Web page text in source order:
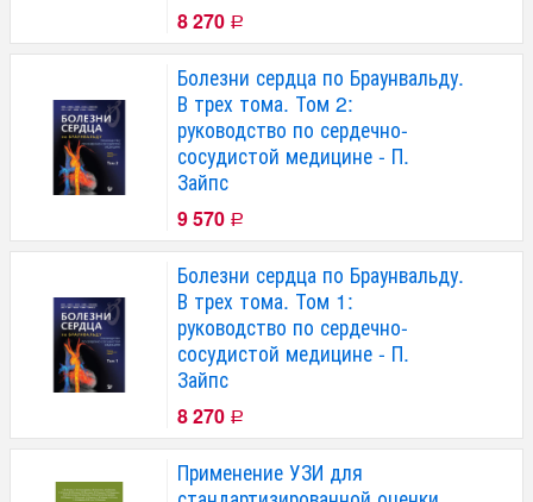
8 270 Р
Болезни сердца по Браунвальду.
В трех тома. Том 2:
руководство по сердечно-
сосудистой медицине - П.
Зайпс
9 570 Р
Болезни сердца по Браунвальду.
В трех тома. Том 1:
руководство по сердечно-
сосудистой медицине - П.
Зайпс
8 270 Р
Применение УЗИ для